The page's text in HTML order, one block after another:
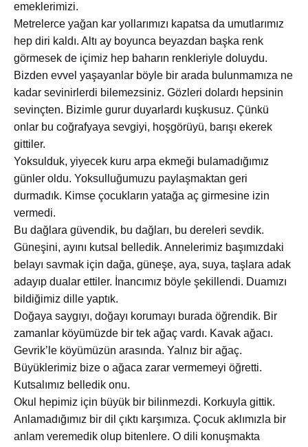
emeklerimizi.
Metrelerce yağan kar yollarımızı kapatsa da umutlarımız
hep diri kaldı. Altı ay boyunca beyazdan başka renk
görmesek de içimiz hep baharın renkleriyle doluydu.
Bizden evvel yaşayanlar böyle bir arada bulunmamıza ne
kadar sevinirlerdi bilemezsiniz. Gözleri dolardı hepsinin
sevinçten. Bizimle gurur duyarlardı kuşkusuz. Çünkü
onlar bu coğrafyaya sevgiyi, hoşgörüyü, barışı ekerek
gittiler.
Yoksulduk, yiyecek kuru arpa ekmeği bulamadığımız
günler oldu. Yoksulluğumuzu paylaşmaktan geri
durmadık. Kimse çocukların yatağa aç girmesine izin
vermedi.
Bu dağlara güvendik, bu dağları, bu dereleri sevdik.
Güneşini, ayını kutsal belledik. Annelerimiz başımızdaki
belayı savmak için dağa, güneşe, aya, suya, taşlara adak
adayıp dualar ettiler. İnancımız böyle şekillendi. Duamızı
bildiğimiz dille yaptık.
Doğaya saygıyı, doğayı korumayı burada öğrendik. Bir
zamanlar köyümüzde bir tek ağaç vardı. Kavak ağacı.
Gevrik’le köyümüzün arasında. Yalnız bir ağaç.
Büyüklerimiz bize o ağaca zarar vermemeyi öğretti.
Kutsalımız belledik onu.
Okul hepimiz için büyük bir bilinmezdi. Korkuyla gittik.
Anlamadığımız bir dil çıktı karşımıza. Çocuk aklımızla bir
anlam veremedik olup bitenlere. O dili konuşmakta